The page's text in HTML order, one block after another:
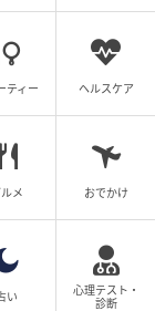
］
。
元記事で読む
ティー ヘルスケア
メ おでかけ
い
心理テスト・
診断